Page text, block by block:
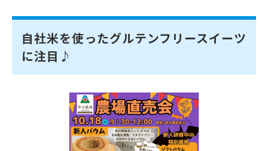
自社米を使ったグルテンフリースイーツ
に注目♪